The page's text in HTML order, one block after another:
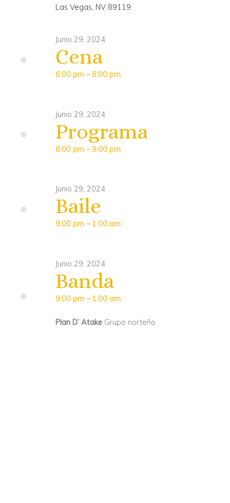
Las Vegas, NV 89119
Junio 29, 2024
Cena
6:00 pm – 8:00 pm
Junio 29, 2024
Programa
8:00 pm – 9:00 pm
Junio 29, 2024
Baile
9:00 pm – 1:00 am
Junio 29, 2024
Banda
9:00 pm – 1:00 am
Plan D’ Atake Grupo norteño